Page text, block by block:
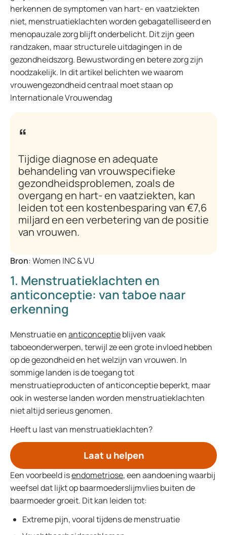
herkennen de symptomen van hart- en vaatziekten
niet, menstruatieklachten worden gebagatelliseerd en
menopauzale zorg blijft onderbelicht. Dit zijn geen
randzaken, maar structurele uitdagingen in de
gezondheidszorg. Bewustwording en betere zorg zijn
noodzakelijk. In dit artikel belichten we waarom
vrouwengezondheid centraal moet staan op
Internationale Vrouwendag
Tijdige diagnose en adequate
behandeling van vrouwspecifieke
gezondheidsproblemen, zoals de
overgang en hart- en vaatziekten, kan
leiden tot een kostenbesparing van €7,6
miljard en een verbetering van de positie
van vrouwen.
Bron: Women INC & VU
1. Menstruatieklachten en
anticonceptie: van taboe naar
erkenning
Menstruatie enanticonceptieblijven vaak
taboeonderwerpen, terwijl ze een grote invloed hebben
op de gezondheid en het welzijn van vrouwen. In
sommige landen is de toegang tot
menstruatieproducten of anticonceptie beperkt, maar
ook in westerse landen worden menstruatieklachten
niet altijd serieus genomen.
Heeft u last van menstruatieklachten?
Laat u helpen
Een voorbeeld isendometriose, een aandoening waarbij
weefsel dat lijkt op baarmoederslijmvlies buiten de
baarmoeder groeit. Dit kan leiden tot:
Extreme pijn, vooral tijdens de menstruatie